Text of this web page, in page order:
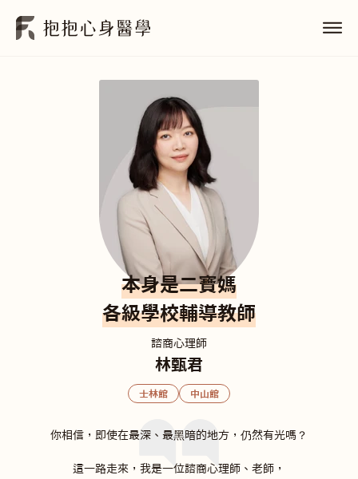
本身是二寶媽
各級學校輔導教師
諮商心理師
林甄君
士林館 中山館
你相信，即使在最深、最黑暗的地方，仍然有光嗎？
這一路走來，我是一位諮商心理師、老師，